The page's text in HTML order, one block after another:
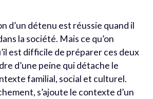
d’un détenu est réussie quand il
la société. Mais ce qu’on
est difficile de préparer ces deux
d’une peine qui détache le
familial, social et culturel.
s’ajoute le contexte d’un